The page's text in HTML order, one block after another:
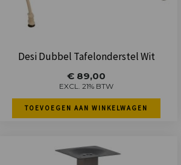
Desi Dubbel Tafelonderstel Wit
€ 89,00
EXCL. 21% BTW
TOEVOEGEN AAN WINKELWAGEN